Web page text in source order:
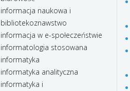
informacja naukowa i
bibliotekoznawstwo
informacja w e-społeczeństwie
informatologia stosowana
informatyka
informatyka analityczna
informatyka i